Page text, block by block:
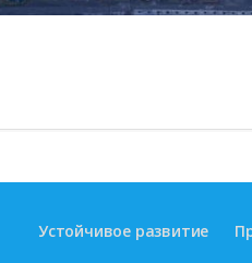
Устойчивое развитие